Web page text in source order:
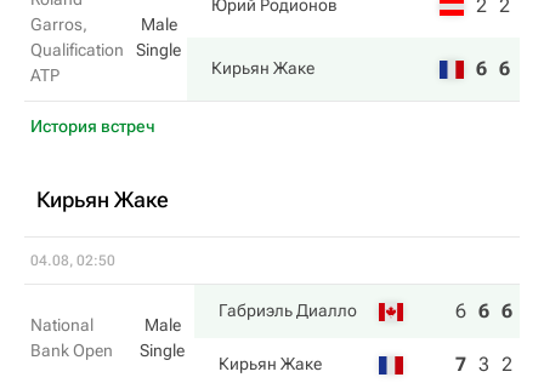
Garros,
Qualification
ATP
Male
Single
Юрий Родионов 2 2
Кирьян Жаке 6 6
История встреч
Кирьян Жаке
04.08, 02:50
National
Bank Open
Male
Single
Габриэль Диалло 6 6 6
Кирьян Жаке 7 3 2